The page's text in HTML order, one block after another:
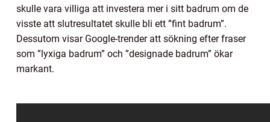
skulle vara villiga att investera mer i sitt badrum om de
visste att slutresultatet skulle bli ett ”fint badrum”.
Dessutom visar Google-trender att sökning efter fraser
som ”lyxiga badrum” och ”designade badrum” ökar
markant.